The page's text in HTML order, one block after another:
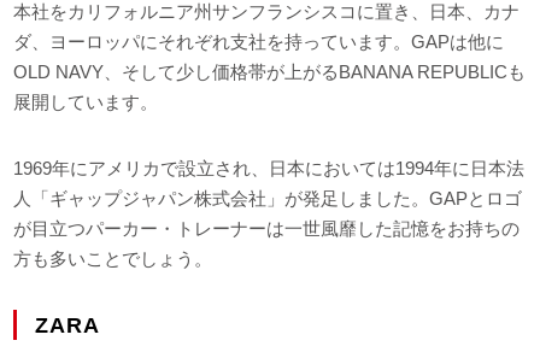
本社をカリフォルニア州サンフランシスコに置き、日本、カナ
ダ、ヨーロッパにそれぞれ支社を持っています。GAPは他に
OLD NAVY、そして少し価格帯が上がるBANANA REPUBLICも
展開しています。
1969年にアメリカで設立され、日本においては1994年に日本法
人「ギャップジャパン株式会社」が発足しました。GAPとロゴ
が目立つパーカー・トレーナーは一世風靡した記憶をお持ちの
方も多いことでしょう。
ZARA